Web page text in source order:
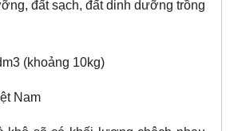
đất sạch, đất dinh dưỡng trồng
(khoảng 10kg)
Nam